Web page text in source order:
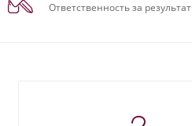
Ответственность за результат